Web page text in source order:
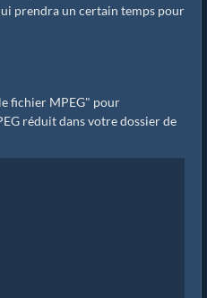
prendra un certain temps pour
fichier MPEG" pour
réduit dans votre dossier de